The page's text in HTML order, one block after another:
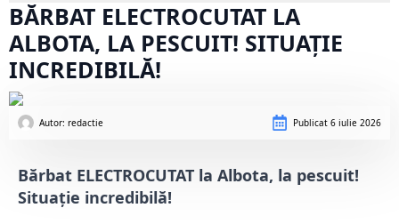
BĂRBAT ELECTROCUTAT LA
ALBOTA, LA PESCUIT! SITUAȚIE
INCREDIBILĂ!
Autor: redactie Publicat 6 iulie 2026
Bărbat ELECTROCUTAT la Albota, la pescuit!
Situație incredibilă!